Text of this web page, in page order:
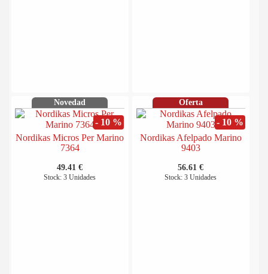
Novedad
- 10 %
Nordikas Micros Per Marino
7364
49.41 €
Stock: 3 Unidades
Oferta
- 10 %
Nordikas Afelpado Marino
9403
56.61 €
Stock: 3 Unidades